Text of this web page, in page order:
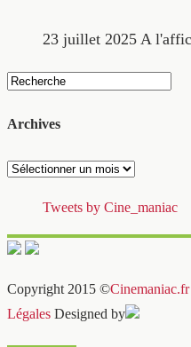
23 juillet 2025 A
Archives
Archives
Tweets by Cine_maniac
Copyright 2015 ©Cinemaniac.fr
Légales Designed by